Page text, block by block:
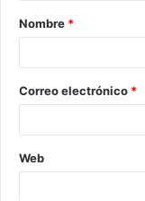
Nombre *
Correo electrónico *
Web